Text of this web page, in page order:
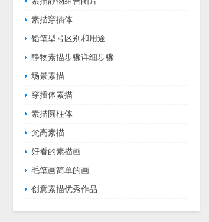
素描穿插体
铅笔型号区别和用途
静物素描步骤详细步骤
场景素描
穿插体素描
素描圆柱体
梵高素描
好看的素描画
毛笔画简单的画
创意素描优秀作品